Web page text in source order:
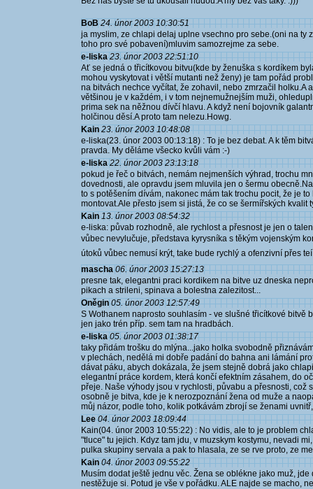
BoB 24. únor 2003 10:30:51
ja myslim, ze chlapi delaj uplne vsechno pro sebe.(oni na ty
toho pro své pobavení)mluvim samozrejme za sebe.
e-liska 23. únor 2003 22:51:10
Ať se jedná o třicítkovou bitvu(kde by ženuška s kordíkem
mohou vyskytovat i větší mutanti než ženy) je tam pořád
na bitvách nechce vyčítat, že zohavil, nebo zmrzačil holku.A
většinou je v každém, i v tom nejnemužnejším muži,
prima sek na něžnou dívčí hlavu. A když není bojovník
holčinou děsí.A proto tam nelezu.Howg.
Kain 23. únor 2003 10:48:08
e-liska(23. únor 2003 00:13:18) : To je bez debat. A k těm
pravda. My děláme všecko kvůli vám :-)
e-liska 22. únor 2003 23:13:18
pokud je řeč o bitvách, nemám nejmenších výhrad, trochu
dovednosti, ale opravdu jsem mluvila jen o šermu
to s potěšením dívám, nakonec mám tak trochu pocit, že je
montovat.Ale přesto jsem si jistá, že co se šermířských kvalit
Kain 13. únor 2003 08:54:32
e-liska: půvab rozhodně, ale rychlost a přesnost je jen o
vůbec nevylučuje, představa kyrysníka s těkým vojenským
útoků vůbec nemusí krýt, take bude rychlý a ofenzivní přes
mascha 06. únor 2003 15:27:13
presne tak, elegantni praci kordikem na bitve uz dneska
pikach a strileni, spinava a bolestna zalezitost...
Oněgin 05. únor 2003 12:57:49
S Wothanem naprosto souhlasím - ve slušné třicítkové bitvě
jen jako trén příp. sem tam na hradbách.
e-liska 05. únor 2003 01:38:17
taky přidám trošku do mlýna...jako holka svobodně
v plechách, nedělá mi dobře padání do bahna ani lámání
dávat páku, abych dokázala, že jsem stejně dobrá jako
elegantní práce kordem, která končí efektním zásahem, do
přeje. Naše výhody jsou v rychlosti, půvabu a přesnosti, což
osobně je bitva, kde je k nerozpoznání žena od muže a
můj názor, podle toho, kolik potkávám zbrojí se ženami
Lee 04. únor 2003 18:09:44
Kain(04. únor 2003 10:55:22) : No vidis, ale to je problem
"tluce" tu jejich. Kdyz tam jdu, v muzskym kostymu, nevadi
pulka skupiny servala a pak to hlasala, ze se rve proto, ze
Kain 04. únor 2003 09:55:22
Musím dodat ještě jednu věc. Žena se oblékne jako muž,
nestěžuje si. Potud je vše v pořádku. ALE najde se macho,